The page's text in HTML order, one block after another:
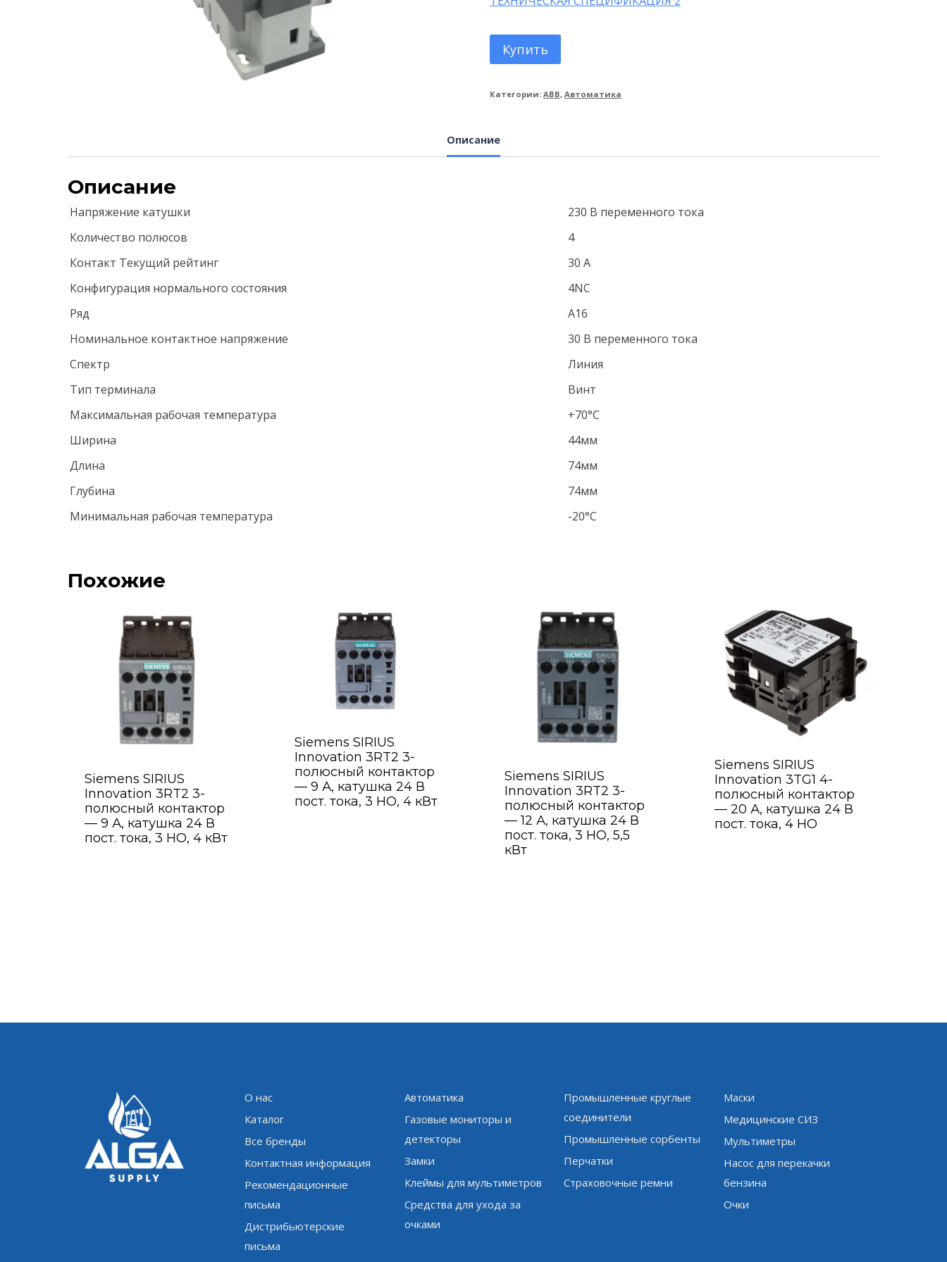
Купить
Категории:ABB,Автоматика
Описание
Описание
Напряжение катушки
230 В переменного тока
Количество полюсов
4
Контакт Текущий рейтинг
30 А
Конфигурация нормального состояния
4NC
Ряд
А16
Номинальное контактное напряжение
30 В переменного тока
Спектр
Линия
Тип терминала
Винт
Максимальная рабочая температура
+70°С
Ширина
44мм
Длина
74мм
Глубина
74мм
Минимальная рабочая температура
-20°С
Похожие
Siemens SIRIUS
Innovation 3RT2 3-
полюсный контактор
— 9 А, катушка 24 В
пост. тока, 3 НО, 4 кВт
Siemens SIRIUS
Innovation 3RT2 3-
полюсный контактор
— 9 А, катушка 24 В
пост. тока, 3 НО, 4 кВт
Siemens SIRIUS
Innovation 3RT2 3-
полюсный контактор
— 12 А, катушка 24 В
пост. тока, 3 НО, 5,5
кВт
Siemens SIRIUS
Innovation 3TG1 4-
полюсный контактор
— 20 А, катушка 24 В
пост. тока, 4 НО
О нас
Каталог
Все бренды
Контактная информация
Рекомендационные
письма
Дистрибьютерские
письма
Автоматика
Газовые мониторы и
детекторы
Замки
Клеймы для мультиметров
Средства для ухода за
очками
Промышленные круглые
соединители
Промышленные сорбенты
Перчатки
Страховочные ремни
Маски
Медицинские СИЗ
Мультиметры
Насос для перекачки
бензина
Очки